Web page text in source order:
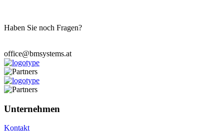
Haben Sie noch Fragen?
office@bmsystems.at
Unternehmen
Kontakt